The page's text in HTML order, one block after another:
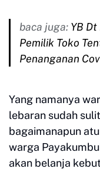
baca juga: YB
Pemilik Toko
Penanganan
Yang namanya
lebaran sudah
bagaimanapun
warga
akan belanja